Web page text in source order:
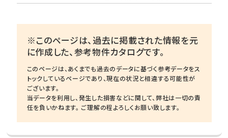
※このページは、過去に掲載された情報を元
に作成した、参考物件カタログです。
このページは、あくまでも過去のデータに基づく参考データをス
トックしているページであり、現在の状況と相違する可能性が
ございます。
当データを利用し、発生した損害などに関して、弊社は一切の責
任を負いかねます。 ご理解の程よろしくお願い致します。